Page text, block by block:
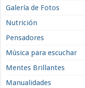
Galería de Fotos
Nutrición
Pensadores
Música para escuchar
Mentes Brillantes
Manualidades